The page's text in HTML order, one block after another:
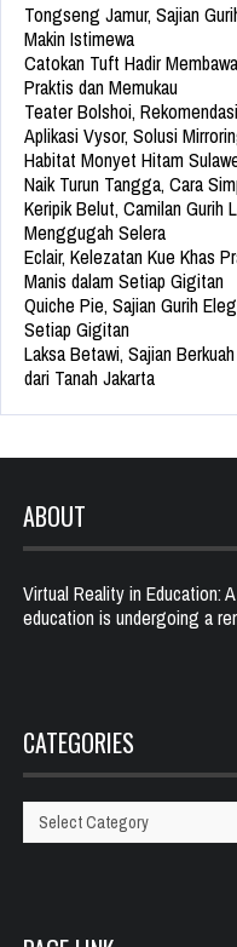
Tongseng Jamur, Sajian
Makin Istimewa
Catokan Tuft Hadir
Praktis dan Memukau
Teater Bolshoi,
Aplikasi Vysor, Solusi
Habitat Monyet Hitam
Naik Turun Tangga, Cara
Keripik Belut, Camilan Gurih
Menggugah Selera
Eclair, Kelezatan Kue Khas
Manis dalam Setiap Gigitan
Quiche Pie, Sajian Gurih
Setiap Gigitan
Laksa Betawi, Sajian
dari Tanah Jakarta
ABOUT
Virtual Reality in Education:
education is undergoing a
CATEGORIES
Categories